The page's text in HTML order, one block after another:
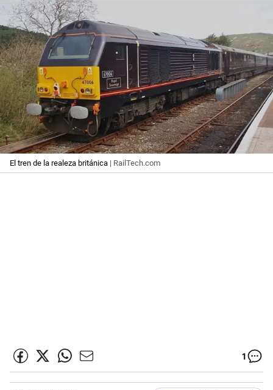
El tren de la realeza británica | RailTech.com
1